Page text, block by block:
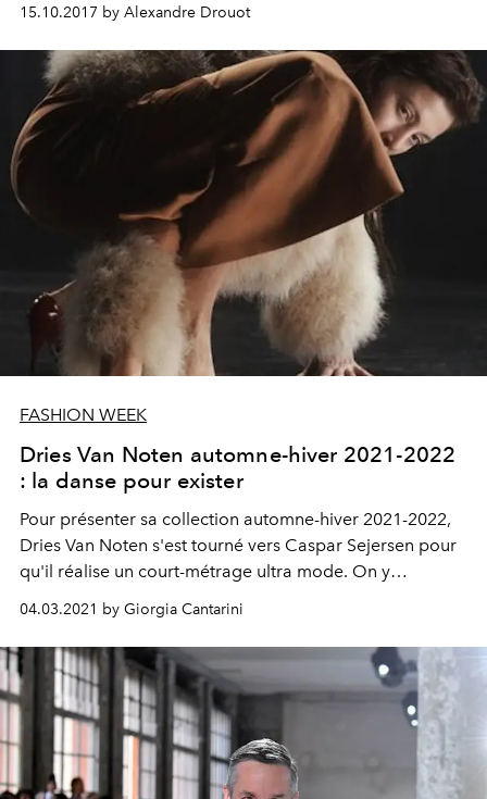
15.10.2017 by Alexandre Drouot
FASHION WEEK
Dries Van Noten automne-hiver 2021-2022
: la danse pour exister
Pour présenter sa collection automne-hiver 2021-2022,
Dries Van Noten s'est tourné vers Caspar Sejersen pour
qu'il réalise un court-métrage ultra mode. On y
découvre une troupe de 47 artistes issus des principales
compagnies de danse contemporaine belges de
renommée mondiale.
04.03.2021 by Giorgia Cantarini